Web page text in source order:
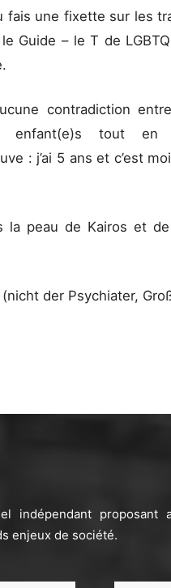
une fixette sur les
Guide – le T de
contradiction
enfant(e)s tout
: j’ai 5 ans et c’est
la peau de Kairos et
der Psychiater,
indépendant proposant
enjeux de société.